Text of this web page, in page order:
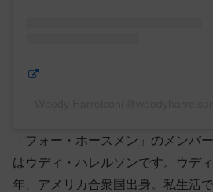
「フォー・ホースメン」のメンバ
はウディ・ハレルソンです。ウデ
年、アメリカ合衆国出身。私生活